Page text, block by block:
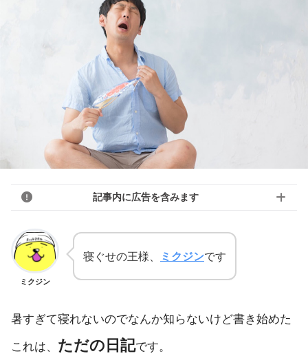
記事内に広告を含みます
ミクジン
寝ぐせの王様、 ミクジンです
暑すぎて寝れないのでなんか知らないけど書き始めた
これは、 ただの日記です。